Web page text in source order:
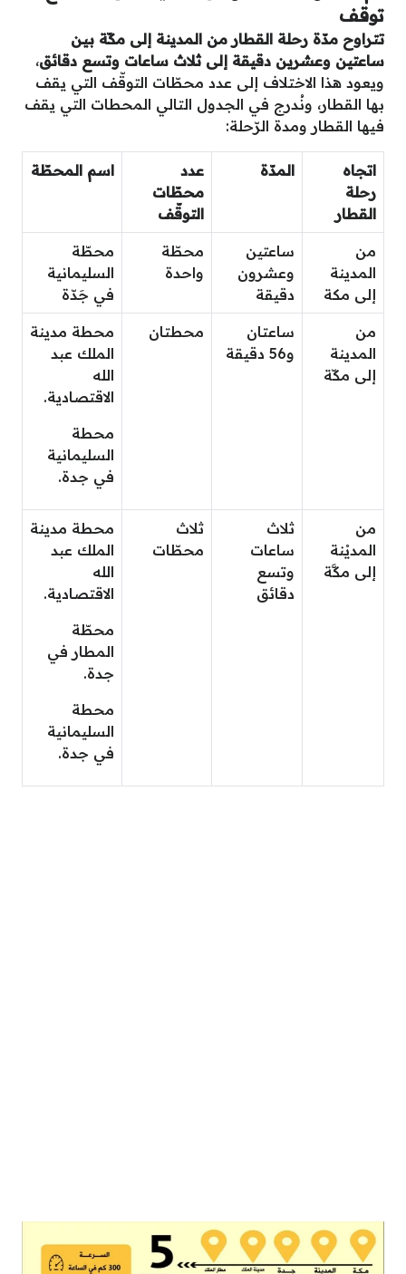
توقف
تتراوح مدّة رحلة القطار من المدينة إلى مكّة بين
ساعتين وعشرين دقيقة إلى ثلاث ساعات وتسع دقائق،
ويعود هذا الاختلاف إلى عدد محطّات التوقّف التي يقف
بها القطار، ونُدرج في الجدول التالي المحطات التي يقف
فيها القطار ومدة الرّحلة:
اتجاه
رحلة
القطار
المدّة
عدد
محطّات
التوقّف
اسم المحطّة
من
المدينة
إلى مكة
ساعتين
وعشرون
دقيقة
محطّة
واحدة
محطّة
السليمانية
في جَدّة
من
المدينة
إلى مكّة
ساعتان
و56 دقيقة
محطتان
محطة مدينة
الملك عبد
الله
الاقتصادية.
محطة
السليمانية
في جدة.
من
المديْنة
إلى مكَّة
ثلاث
ساعات
وتسع
دقائق
ثلاث
محطّات
محطة مدينة
الملك عبد
الله
الاقتصادية.
محطّة
المطار في
جدة.
محطة
السليمانية
في جدة.